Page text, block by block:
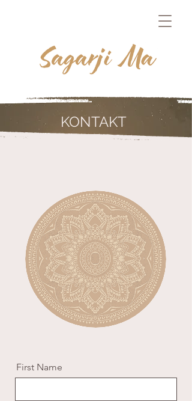
KONTAKT
First Name